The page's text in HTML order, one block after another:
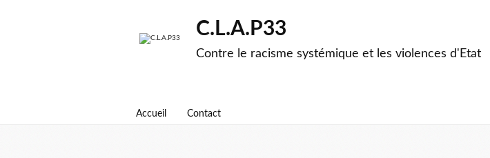
C.L.A.P33
Contre le racisme systémique et les violences d'Etat
Accueil Contact